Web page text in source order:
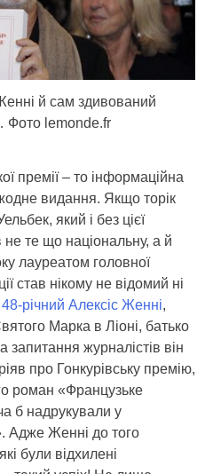
й сам здивований
Фото lemonde.fr
премії – то інформаційна
видання. Якщо торік
який і без цієї
те що національну, а й
лауреатом головної
став нікому не відомий ні
48-річний Алексіс Женні,
Марка в Ліоні, батько
запитання журналістів він
про Гонкурівську премію,
роман «Французьке
б надрукували у
Адже Женні до того
були відхилені